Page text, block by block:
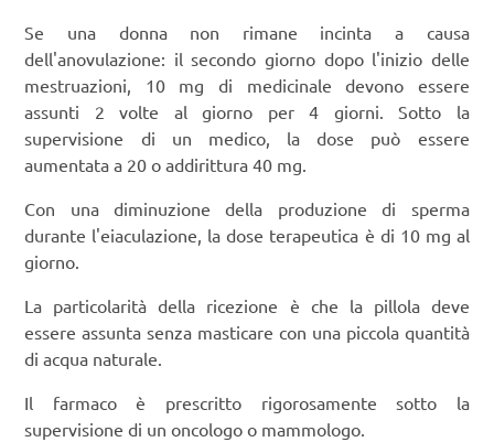
Se una donna non rimane incinta a causa
dell'anovulazione: il secondo giorno dopo l'inizio delle
mestruazioni, 10 mg di medicinale devono essere
assunti 2 volte al giorno per 4 giorni. Sotto la
supervisione di un medico, la dose può essere
aumentata a 20 o addirittura 40 mg.
Con una diminuzione della produzione di sperma
durante l'eiaculazione, la dose terapeutica è di 10 mg al
giorno.
La particolarità della ricezione è che la pillola deve
essere assunta senza masticare con una piccola quantità
di acqua naturale.
Il farmaco è prescritto rigorosamente sotto la
supervisione di un oncologo o mammologo.